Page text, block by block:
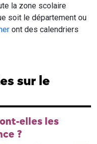
la zone scolaire
soit le département ou
ont des calendriers
sur le
elles les
?